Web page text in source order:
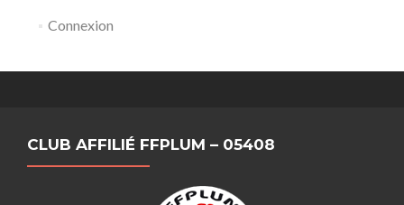
Connexion
CLUB AFFILIÉ FFPLUM – 05408